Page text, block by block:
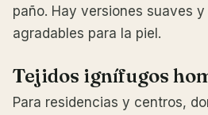
paño. Hay versiones suaves
agradables para la piel.
Tejidos ignífugos
Para residencias y centros,